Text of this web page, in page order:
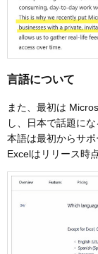
言語について
また、最初は
し、日本で話題に
本語は最初からサポ
Excelはリリース時